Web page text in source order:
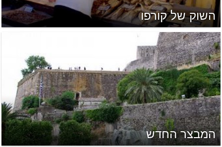
השוק של קורפו
המבצר החדש